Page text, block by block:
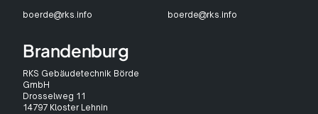
boerde@rks.info
boerde@rks.info
Brandenburg
RKS Gebäudetechnik Börde
GmbH
Drosselweg 11
14797 Kloster Lehnin